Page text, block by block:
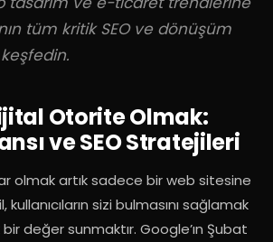
tüm kritik SEO ve dönüşüm
Otorite Olmak:
ve SEO Stratejileri
olmak artık sadece bir web sitesine
sizi bulmasını sağlamak
değer sunmaktır.Google’ın Şubat